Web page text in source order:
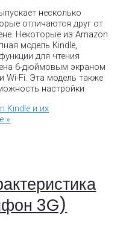
несколько
отличаются друг от
Некоторые из Amazon
модель Kindle,
для чтения
6-дюймовым экраном
Wi-Fi. Эта модель также
настройки
Kindle и их
»
3G)